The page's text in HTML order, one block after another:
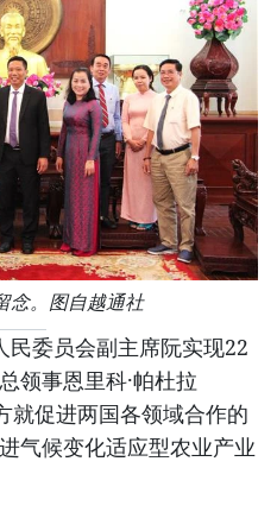
念。图自越通社
委员会副主席阮实现22
领事恩里科·帕杜拉
就促进两国各领域合作的
气候变化适应型农业产业